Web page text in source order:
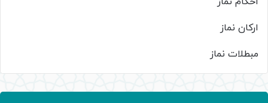
ارکان نماز
مبطلات نماز